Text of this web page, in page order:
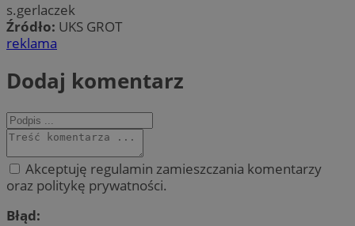
s.gerlaczek
Źródło: UKS GROT
reklama
Dodaj komentarz
Akceptuję regulamin zamieszczania komentarzy
oraz politykę prywatności.
Błąd: